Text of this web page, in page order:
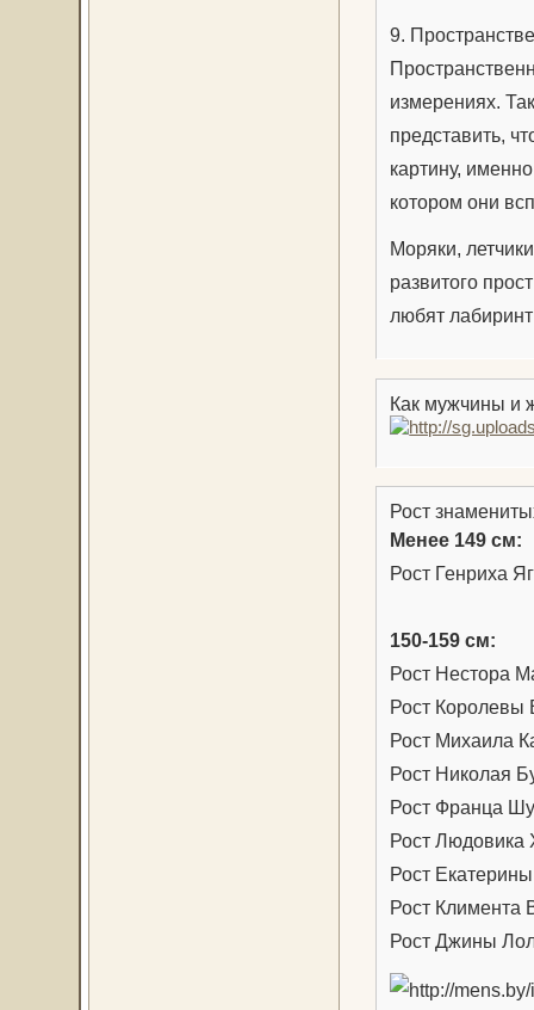
9.
измерениях.
представить,
картину,
котором они
Моряки,
развитого
любят
Как мужчины и
Рост
Менее 149 см:
Рост Генриха
150-159 см:
Рост Нестора
Рост Королевы
Рост Михаила
Рост Николая
Рост Франца
Рост Людовика
Рост
Рост Климента
Рост Джины